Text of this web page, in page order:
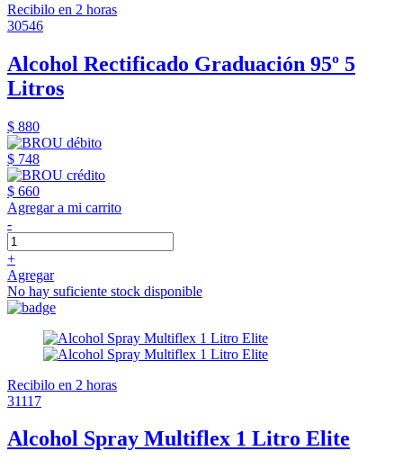
Recibilo en 2 horas
30546
Alcohol Rectificado Graduación 95º 5
Litros
$ 880
$ 748
$ 660
Agregar a mi carrito
-
+
Agregar
No hay suficiente stock disponible
Recibilo en 2 horas
31117
Alcohol Spray Multiflex 1 Litro Elite